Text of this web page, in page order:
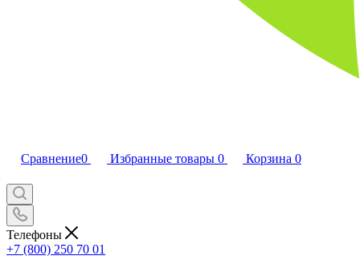
Сравнение0 Избранные товары 0 Корзина 0
Телефоны
+7 (800) 250 70 01